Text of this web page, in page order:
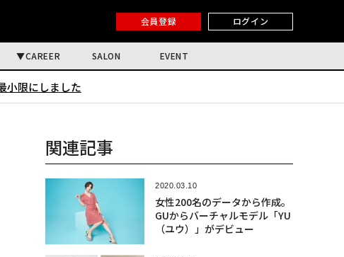
会員登録 ログイン
CAREER SALON EVENT
小限にしました
関連記事
2020.03.10
女性200名のデータから作成。
GUからバーチャルモデル「YU
（ユウ）」がデビュー